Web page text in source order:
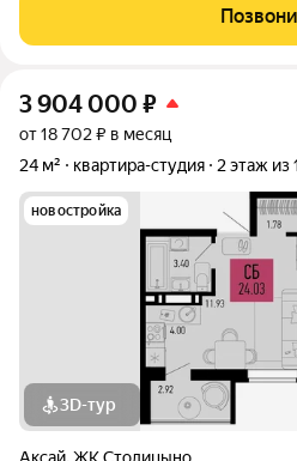
на 600 мест, медицинский центр,
бассейном.
3 904 000 ₽
от 18 702 ₽ в месяц
24 м²
квартира-студия 2 этаж из
новостройка
3D-тур